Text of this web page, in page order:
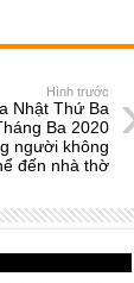
Hình trước
Nhật Thứ Ba
Ba 2020
người không
đến nhà thờ